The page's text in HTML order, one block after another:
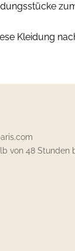
Kleidung
von 48 Stunden